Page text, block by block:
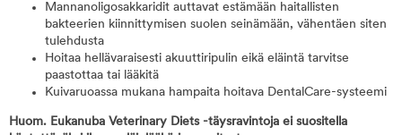
Mannanoligosakkaridit auttavat estämään haitallisten
bakteerien kiinnittymisen suolen seinämään, vähentäen siten
tulehdusta
Hoitaa hellävaraisesti akuuttiripulin eikä eläintä tarvitse
paastottaa tai lääkitä
Kuivaruoassa mukana hampaita hoitava DentalCare-systeemi
Huom. Eukanuba Veterinary Diets -täysravintoja ei suositella